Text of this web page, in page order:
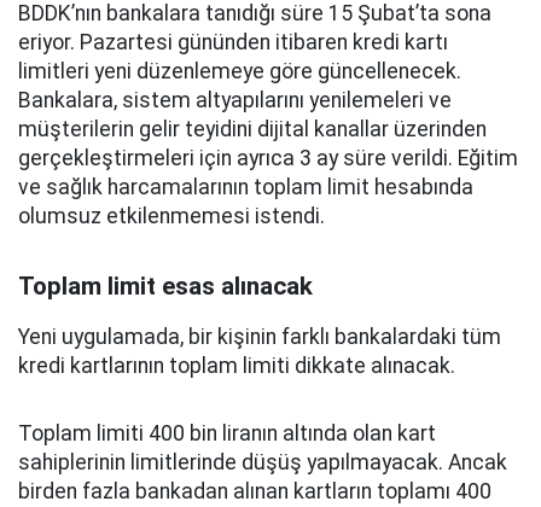
BDDK’nın bankalara tanıdığı süre 15 Şubat’ta sona
eriyor. Pazartesi gününden itibaren kredi kartı
limitleri yeni düzenlemeye göre güncellenecek.
Bankalara, sistem altyapılarını yenilemeleri ve
müşterilerin gelir teyidini dijital kanallar üzerinden
gerçekleştirmeleri için ayrıca 3 ay süre verildi. Eğitim
ve sağlık harcamalarının toplam limit hesabında
olumsuz etkilenmemesi istendi.
Toplam limit esas alınacak
Yeni uygulamada, bir kişinin farklı bankalardaki tüm
kredi kartlarının toplam limiti dikkate alınacak.
Toplam limiti 400 bin liranın altında olan kart
sahiplerinin limitlerinde düşüş yapılmayacak. Ancak
birden fazla bankadan alınan kartların toplamı 400